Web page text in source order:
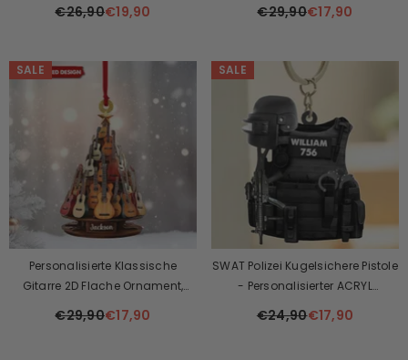
Aufrichtiges Geschenk Im Jahr
€26,90€19,90 €29,90€17,90
SALE
Personalisierte Klassische
Gitarre 2D Flache Ornament,
€29,90€17,90
SALE
SWAT Polizei Kugelsichere Pistole
- Personalisierter ACRYL
Für Die SWAT Polizei
€24,90€17,90